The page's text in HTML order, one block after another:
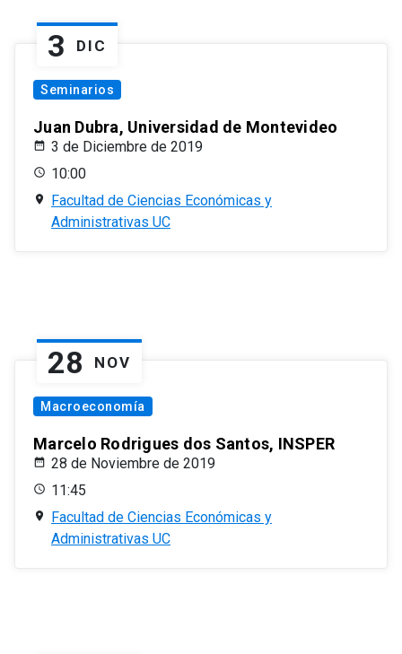
3 DIC
Seminarios
Juan Dubra, Universidad de Montevideo
3 de Diciembre de 2019
10:00
Facultad de Ciencias Económicas y
Administrativas UC
28 NOV
Macroeconomía
Marcelo Rodrigues dos Santos, INSPER
28 de Noviembre de 2019
11:45
Facultad de Ciencias Económicas y
Administrativas UC